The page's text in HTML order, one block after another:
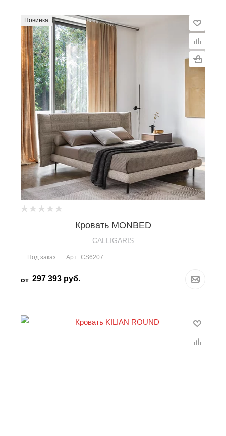
Новинка
Кровать MONBED
CALLIGARIS
Под заказ Арт.: CS6207
от 297 393 руб.